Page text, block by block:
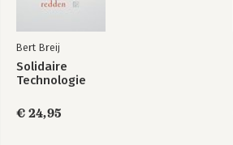
Bert Breij
Solidaire
Technologie
€ 24,95